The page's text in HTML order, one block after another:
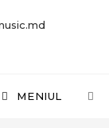
MENIUL